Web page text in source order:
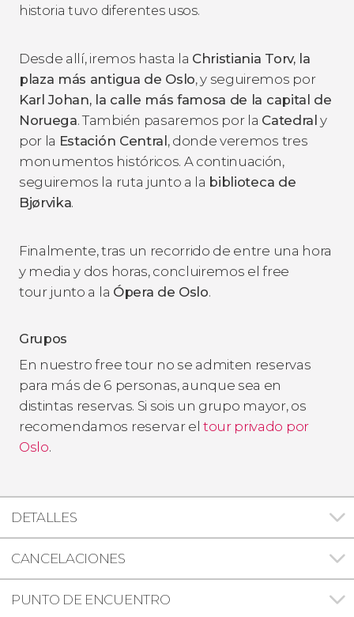
historia tuvo diferentes usos.
Desde allí, iremos hasta la Christiania Torv, la
plaza más antigua de Oslo, y seguiremos por
Karl Johan, la calle más famosa de la capital de
Noruega. También pasaremos por la Catedral y
por la Estación Central, donde veremos tres
monumentos históricos. A continuación,
seguiremos la ruta junto a la biblioteca de
Bjørvika.
Finalmente, tras un recorrido de entre una hora
y media y dos horas, concluiremos el free
tour junto a la Ópera de Oslo.
Grupos
En nuestro free tour no se admiten reservas
para más de 6 personas, aunque sea en
distintas reservas. Si sois un grupo mayor, os
recomendamos reservar el tour privado por
Oslo.
DETALLES
CANCELACIONES
PUNTO DE ENCUENTRO